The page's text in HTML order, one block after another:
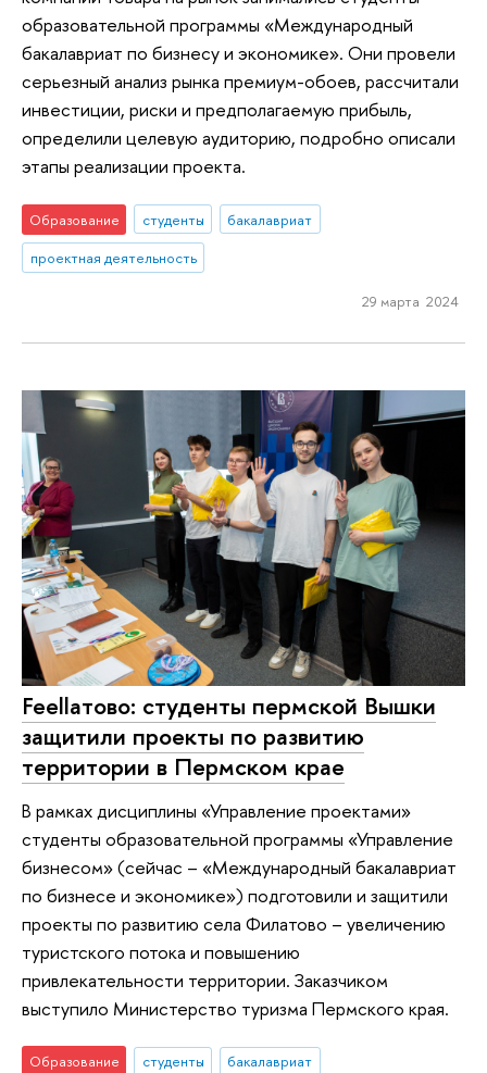
образовательной программы «Международный
бакалавриат по бизнесу и экономике». Они провели
серьезный анализ рынка премиум-обоев, рассчитали
инвестиции, риски и предполагаемую прибыль,
определили целевую аудиторию, подробно описали
этапы реализации проекта.
Образование студенты
бакалавриат
проектная деятельность
29 марта 2024
Feellатово: студенты пермской Вышки
защитили проекты по развитию
территории в Пермском крае
В рамках дисциплины «Управление проектами»
студенты образовательной программы «Управление
бизнесом» (сейчас – «Международный бакалавриат
по бизнесе и экономике») подготовили и защитили
проекты по развитию села Филатово – увеличению
туристского потока и повышению
привлекательности территории. Заказчиком
выступило Министерство туризма Пермского края.
Образование студенты
бакалавриат